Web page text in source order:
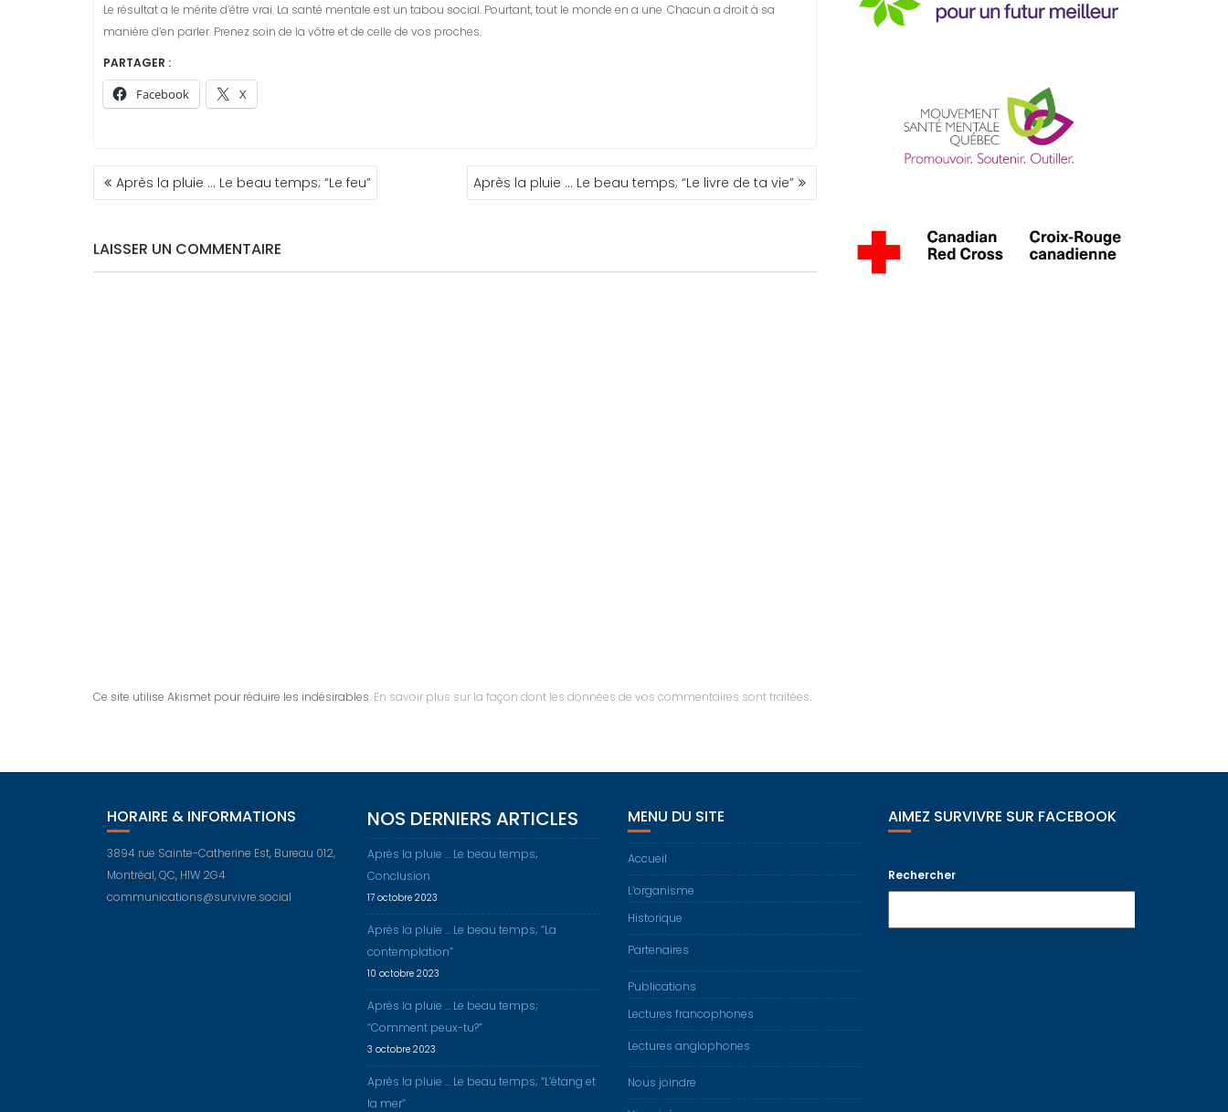
Le résultat a le mérite d’être vrai. La santé mentale est un tabou social. Pourtant, tout le monde en a une. Chacun a droit à sa
manière d’en parler. Prenez soin de la vôtre et de celle de vos proches.
PARTAGER :
Facebook X
NAVIGATION
DEAprès la pluie … Le beau temps; “Le feu” Après la pluie … Le beau temps; “Le livre de ta vie”
LAISSER UN COMMENTAIRE
Ce site utilise Akismet pour réduire les indésirables. En savoir plus sur la façon dont les données de vos commentaires sont traitées.
HORAIRE & INFORMATIONS
3894 rue Sainte-Catherine Est, Bureau 012,
Montréal, QC, H1W 2G4
communications@survivre.social
NOS DERNIERS ARTICLES
Après la pluie … Le beau temps;
Conclusion
17 octobre 2023
Après la pluie … Le beau temps; “La
contemplation”
10 octobre 2023
Après la pluie … Le beau temps;
“Comment peux-tu?”
3 octobre 2023
Après la pluie … Le beau temps; “L’étang et
la mer”
MENU DU SITE
Accueil
L’organisme
Historique
Partenaires
Publications
Lectures francophones
Lectures anglophones
Nous joindre
AIMEZ SURVIVRE SUR FACEBOOK
Rechercher